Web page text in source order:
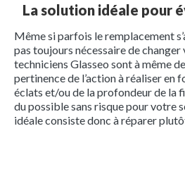
La solution idéale pour
Même si parfois le remplacement
pas toujours nécessaire de
techniciens Glasseo sont à même
pertinence de l’action à réaliser en
éclats et/ou de la profondeur de la
du possible sans risque pour votre
idéale consiste donc à réparer